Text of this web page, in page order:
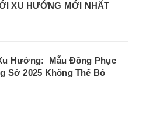
XU HƯỚNG MỚI NHẤT
Hướng: Mẫu Đồng Phục
Sở 2025 Không Thể Bỏ